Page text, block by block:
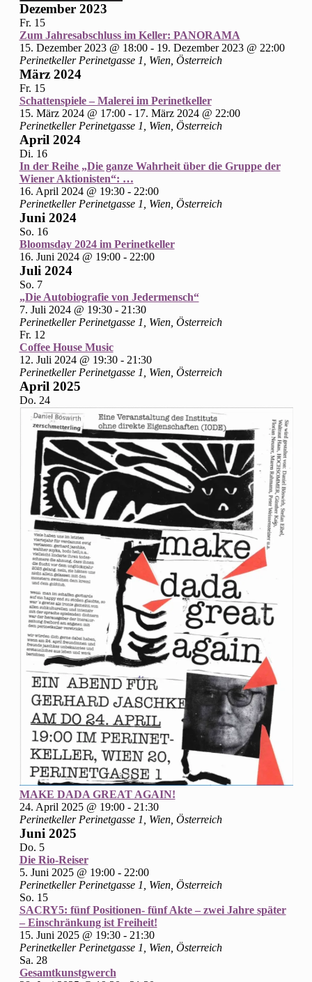
Dezember 2023
Fr. 15
Zum Jahresabschluss im Keller: PANORAMA
15. Dezember 2023 @ 18:00- 19. Dezember 2023 @ 22:00
Perinetkeller Perinetgasse 1, Wien, Österreich
März 2024
Fr. 15
Schattenspiele – Malerei im Perinetkeller
15. März 2024 @ 17:00- 17. März 2024 @ 22:00
Perinetkeller Perinetgasse 1, Wien, Österreich
April 2024
Di. 16
In der Reihe „Die ganze Wahrheit über die Gruppe der
Wiener Aktionisten“: …
16. April 2024 @ 19:30- 22:00
Perinetkeller Perinetgasse 1, Wien, Österreich
Juni 2024
So. 16
Bloomsday 2024 im Perinetkeller
16. Juni 2024 @ 19:00- 22:00
Juli 2024
So. 7
„Die Autobiografie von Jedermensch“
7. Juli 2024 @ 19:30- 21:30
Perinetkeller Perinetgasse 1, Wien, Österreich
Fr. 12
Coffee House Music
12. Juli 2024 @ 19:30- 21:30
Perinetkeller Perinetgasse 1, Wien, Österreich
April 2025
Do. 24
MAKE DADA GREAT AGAIN!
24. April 2025 @ 19:00- 21:30
Perinetkeller Perinetgasse 1, Wien, Österreich
Juni 2025
Do. 5
Die Rio-Reiser
5. Juni 2025 @ 19:00- 22:00
Perinetkeller Perinetgasse 1, Wien, Österreich
So. 15
SACRY5: fünf Positionen- fünf Akte – zwei Jahre später
– Einschränkung ist Freiheit!
15. Juni 2025 @ 19:30- 21:30
Perinetkeller Perinetgasse 1, Wien, Österreich
Sa. 28
Gesamtkunstgwerch